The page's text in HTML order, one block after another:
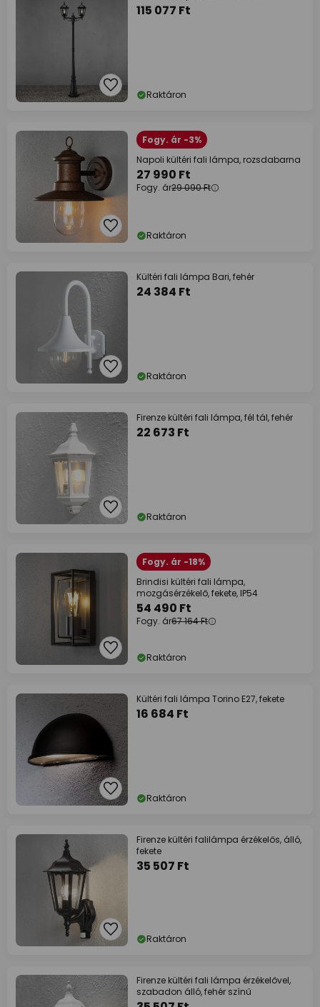
115 077 Ft
Raktáron
Fogy. ár -3%
Napoli kültéri fali lámpa, rozsdabarna
27 990 Ft
Fogy. ár29 090 Ft
Raktáron
Kültéri fali lámpa Bari, fehér
24 384 Ft
Raktáron
Firenze kültéri fali lámpa, fél tál, fehér
22 673 Ft
Raktáron
Fogy. ár -18%
Brindisi kültéri fali lámpa,
mozgásérzékelő, fekete, IP54
54 490 Ft
Fogy. ár67 164 Ft
Raktáron
Kültéri fali lámpa Torino E27, fekete
16 684 Ft
Raktáron
Firenze kültéri falilámpa érzékelős, álló,
fekete
35 507 Ft
Raktáron
Firenze kültéri fali lámpa érzékelővel,
szabadon álló, fehér színű